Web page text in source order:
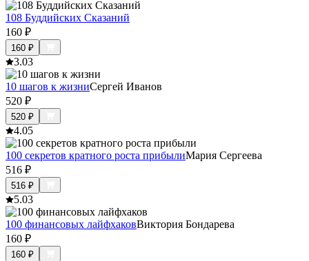
108 Буддийских Сказаний
160 ₽
160 ₽
3.03
10 шагов к жизниСергей Иванов
520 ₽
520 ₽
4.05
100 секретов кратного роста прибылиМария Сергеева
516 ₽
516 ₽
5.03
100 финансовых лайфхаковВиктория Бондарева
160 ₽
160 ₽